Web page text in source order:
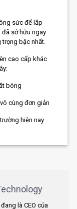
sức để lắp
đã sở hữu ngay
bậc nhất.
cao cấp khác
bóng
cùng đơn giản
hiện nay
là CEO của